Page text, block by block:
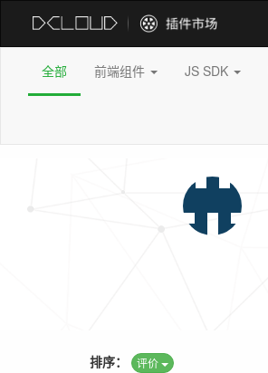
全部 前端组件 JS SDK
排序： 评价